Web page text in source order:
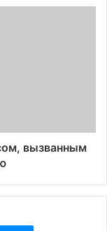
вызванным